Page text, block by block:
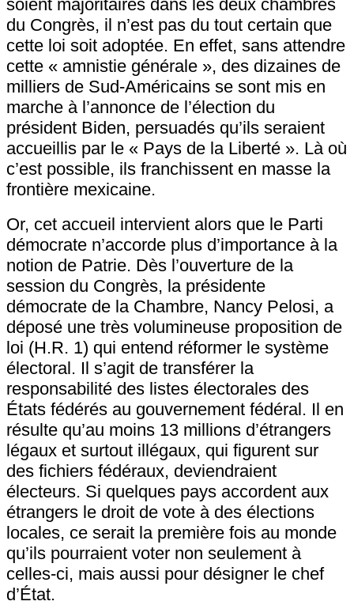
soient majoritaires dans les deux chambres
du Congrès, il n’est pas du tout certain que
cette loi soit adoptée. En effet, sans attendre
cette « amnistie générale », des dizaines de
milliers de Sud-Américains se sont mis en
marche à l’annonce de l’élection du
président Biden, persuadés qu’ils seraient
accueillis par le « Pays de la Liberté ». Là où
c’est possible, ils franchissent en masse la
frontière mexicaine.
Or, cet accueil intervient alors que le Parti
démocrate n’accorde plus d’importance à la
notion de Patrie. Dès l’ouverture de la
session du Congrès, la présidente
démocrate de la Chambre, Nancy Pelosi, a
déposé une très volumineuse proposition de
loi (H.R. 1) qui entend réformer le système
électoral. Il s’agit de transférer la
responsabilité des listes électorales des
États fédérés au gouvernement fédéral. Il en
résulte qu’au moins 13 millions d’étrangers
légaux et surtout illégaux, qui figurent sur
des fichiers fédéraux, deviendraient
électeurs. Si quelques pays accordent aux
étrangers le droit de vote à des élections
locales, ce serait la première fois au monde
qu’ils pourraient voter non seulement à
celles-ci, mais aussi pour désigner le chef
d’État.